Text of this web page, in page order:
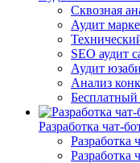
Сквозная
Аудит
SEO аудит
Аудит
Анализ
Бесплатный
Разработка чат-
Разработка
Разработка